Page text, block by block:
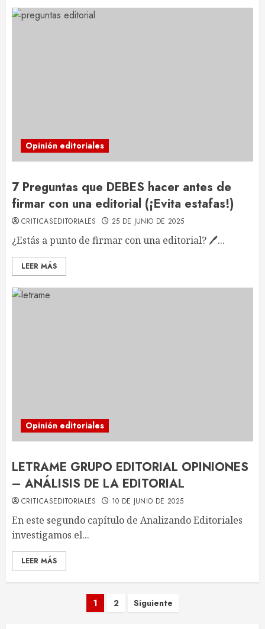
Opinión editoriales
7 Preguntas que DEBES hacer antes de
firmar con una editorial (¡Evita estafas!)
CRITICASEDITORIALES 25 DE JUNIO DE 2025
¿Estás a punto de firmar con una editorial? 🖊️...
LEER MÁS
Opinión editoriales
LETRAME GRUPO EDITORIAL OPINIONES
– ANÁLISIS DE LA EDITORIAL
CRITICASEDITORIALES 10 DE JUNIO DE 2025
En este segundo capítulo de Analizando Editoriales
investigamos el...
LEER MÁS
Paginación
1 2 Siguiente